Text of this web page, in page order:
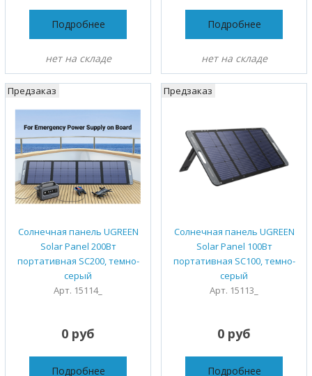
Подробнее
нет на складе
Подробнее
нет на складе
Солнечная панель UGREEN
Solar Panel 200Вт
портативная SC200, темно-
серый
Арт. 15114_
Предзаказ
0 руб
Подробнее
Солнечная панель UGREEN
Solar Panel 100Вт
портативная SC100, темно-
серый
Арт. 15113_
Предзаказ
0 руб
Подробнее